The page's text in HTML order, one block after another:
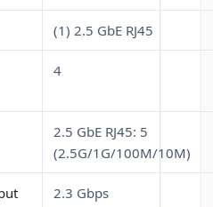
(1) 2.5 GbE RJ45
4
2.5 GbE RJ45: 5
(2.5G/1G/100M/10M)
2.3 Gbps